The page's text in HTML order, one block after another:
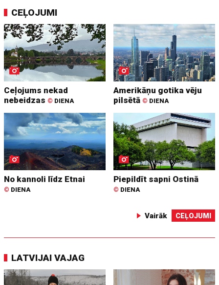
CEĻOJUMI
Ceļojums nekad
nebeidzas © DIENA
Amerikāņu gotika vēju
pilsētā © DIENA
No kannoli līdz Etnai
© DIENA
Piepildīt sapni Ostinā
© DIENA
Vairāk CEĻOJUMI
LATVIJAI VAJAG